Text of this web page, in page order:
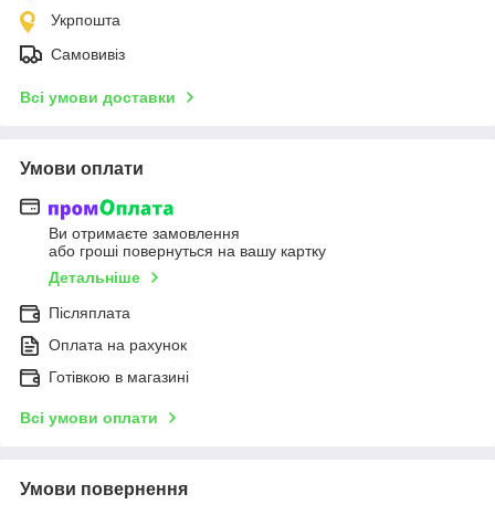
Укрпошта
Самовивіз
Всі умови доставки
Умови оплати
Ви отримаєте замовлення
або гроші повернуться на вашу картку
Детальніше
Післяплата
Оплата на рахунок
Готівкою в магазині
Всі умови оплати
Умови повернення